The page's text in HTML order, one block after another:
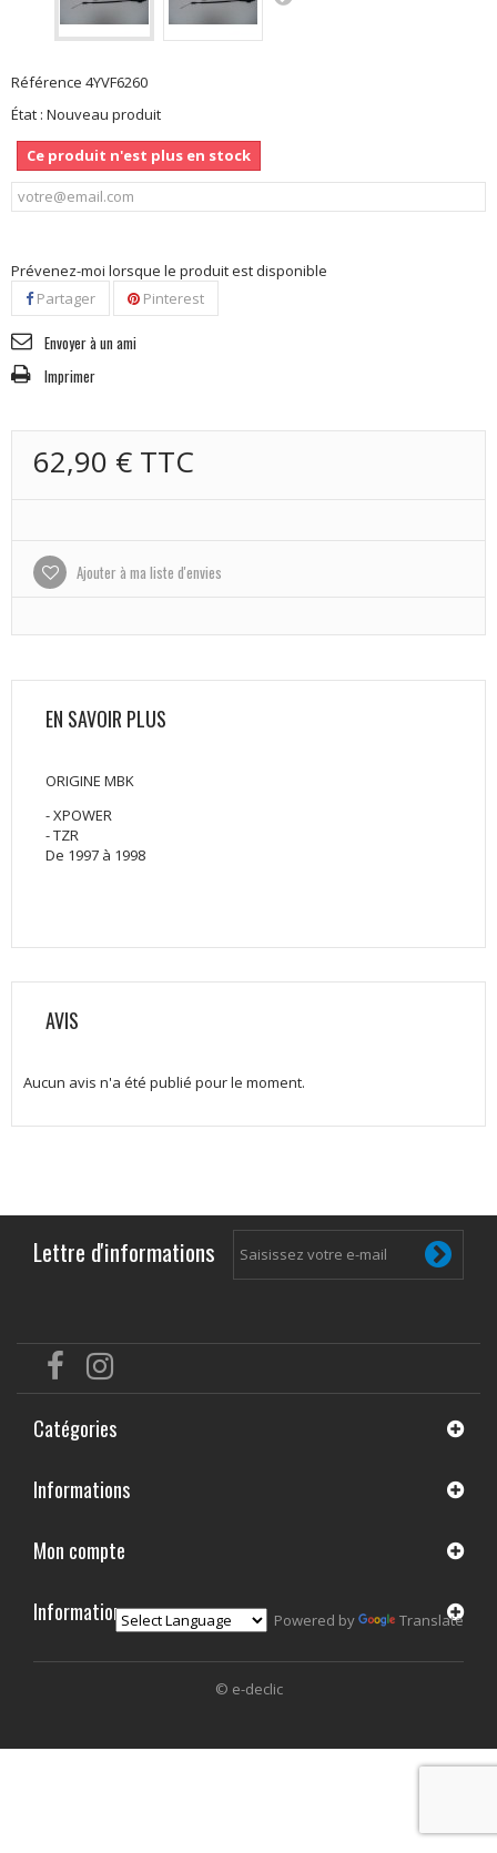
Référence 4YVF6260
État : Nouveau produit
Ce produit n'est plus en stock
Prévenez-moi lorsque le produit est disponible
Partager
Pinterest
Envoyer à un ami
Imprimer
62,90 € TTC
Ajouter à ma liste d'envies
EN SAVOIR PLUS
ORIGINE MBK
- XPOWER
- TZR
De 1997 à 1998
AVIS
Aucun avis n'a été publié pour le moment.
Lettre d'informations
Catégories
Informations
© e-declic
Mon compte
Informations Powered by Translate